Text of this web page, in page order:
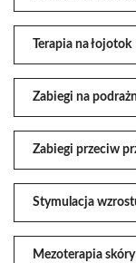
Terapia na łojotok
Zabiegi na
Zabiegi przeciw
Stymulacja
Mezoterapia